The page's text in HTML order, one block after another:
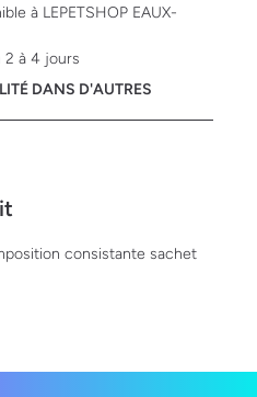
à LEPETSHOP EAUX-
2 à 4 jours
DANS D'AUTRES
consistante sachet